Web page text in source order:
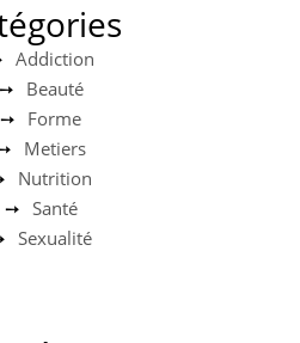
Addiction
Beauté
Forme
Metiers
Nutrition
Santé
Sexualité